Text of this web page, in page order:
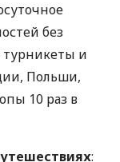
без
турникеты и
Польши,
10 раз в
: